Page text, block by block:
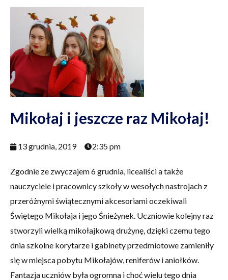
Mikołaj i jeszcze raz Mikołaj!
13 grudnia, 2019 2:35 pm
Zgodnie ze zwyczajem 6 grudnia, licealiści a także
nauczyciele i pracownicy szkoły w wesołych nastrojach z
przeróżnymi świątecznymi akcesoriami oczekiwali
Świętego Mikołaja i jego Śnieżynek. Uczniowie kolejny raz
stworzyli wielką mikołajkową drużynę, dzięki czemu tego
dnia szkolne korytarze i gabinety przedmiotowe zamieniły
się w miejsca pobytu Mikołajów, reniferów i aniołków.
Fantazja uczniów była ogromna i choć wielu tego dnia